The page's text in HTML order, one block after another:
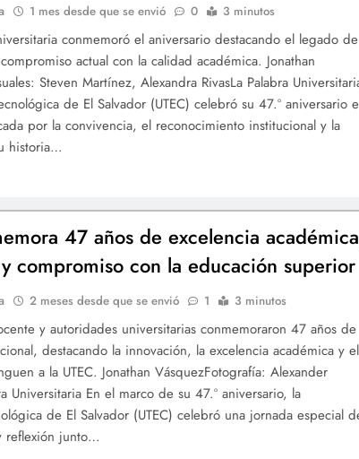
1 mes desde que se envió 0 3 minutos
conmemoró el aniversario destacando el legado de
actual con la calidad académica. Jonathan
Steven Martínez, Alexandra RivasLa Palabra
de El Salvador (UTEC) celebró su 47.º aniversario
por la convivencia, el reconocimiento institucional y la
historia…
47 años de excelencia
compromiso con la educación superior
2 meses desde que se envió 1 3 minutos
y autoridades universitarias conmemoraron 47 años de
destacando la innovación, la excelencia académica y el
a la UTEC. Jonathan VásquezFotografía: Alexander
Universitaria En el marco de su 47.º aniversario, la
de El Salvador (UTEC) celebró una jornada especial
reflexión junto…